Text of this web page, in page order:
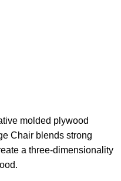
molded plywood
Chair blends strong
a three-dimensionality